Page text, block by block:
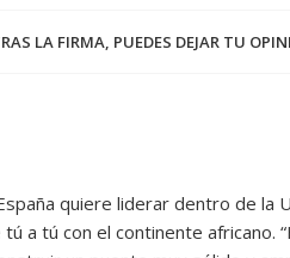
LA FIRMA, PUEDES DEJAR TU
quiere liderar dentro de la
a tú con el continente africano.